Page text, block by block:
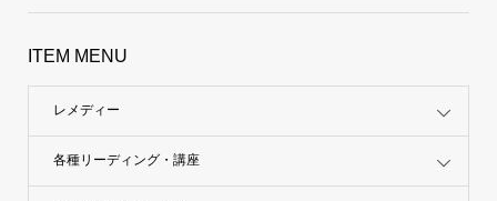
ITEM MENU
レメディー
各種リーディング・講座